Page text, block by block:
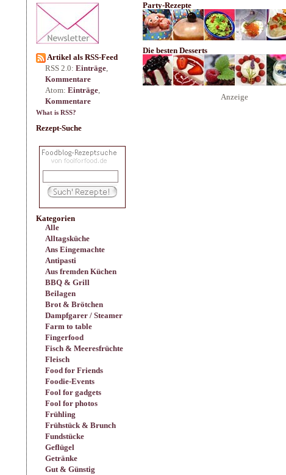
Artikel als RSS-Feed
RSS 2.0: Einträge,
Kommentare
Atom: Einträge,
Kommentare
What is RSS?
Rezept-Suche
Kategorien
Alle
Alltagsküche
Ans Eingemachte
Antipasti
Aus fremden Küchen
BBQ & Grill
Beilagen
Brot & Brötchen
Dampfgarer / Steamer
Farm to table
Fingerfood
Fisch & Meeresfrüchte
Fleisch
Food for Friends
Foodie-Events
Fool for gadgets
Fool for photos
Frühling
Frühstück & Brunch
Fundstücke
Geflügel
Getränke
Gut & Günstig
Party-Rezepte
Die besten Desserts
Anzeige